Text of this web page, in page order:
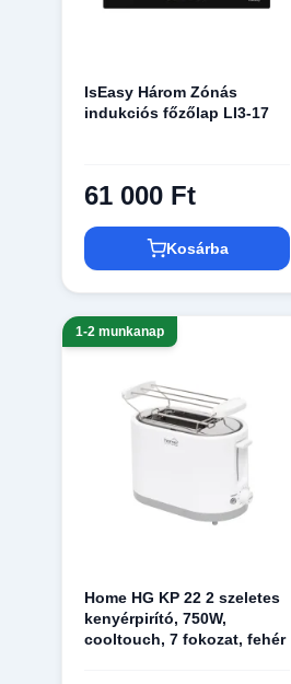
IsEasy Három Zónás
indukciós főzőlap LI3-17
61 000 Ft
Kosárba
1-2 munkanap
Home HG KP 22 2 szeletes
kenyérpirító, 750W,
cooltouch, 7 fokozat, fehér